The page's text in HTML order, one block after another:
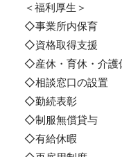
＜福利厚生＞
◇事業所内保育
◇資格取得支援
◇産休・育休・介護
◇相談窓口の設置
◇勤続表彰
◇制服無償貸与
◇有給休暇